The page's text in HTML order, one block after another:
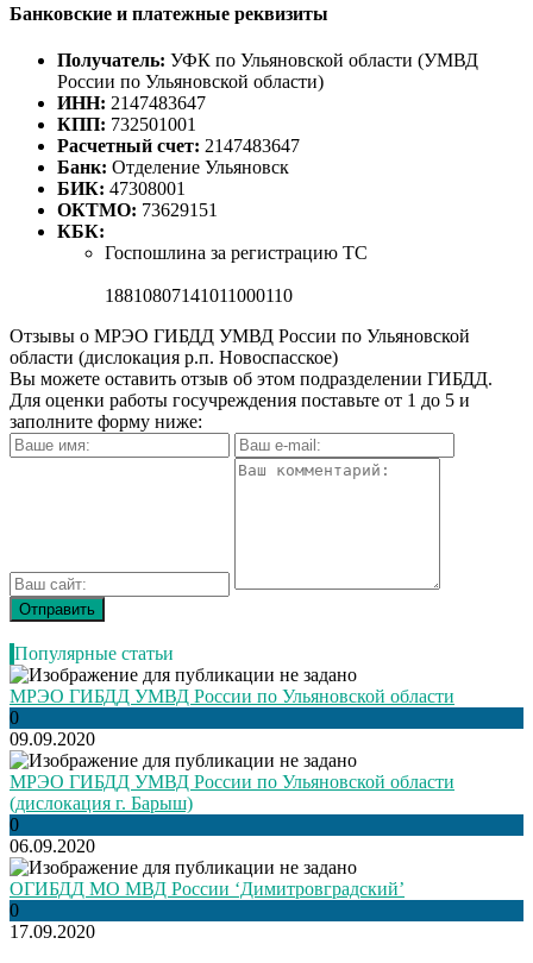
Банковские и платежные реквизиты
Получатель: УФК по Ульяновской области (УМВД
России по Ульяновской области)
ИНН: 2147483647
КПП: 732501001
Расчетный счет: 2147483647
Банк: Отделение Ульяновск
БИК: 47308001
ОКТМО: 73629151
КБК:
Госпошлина за регистрацию ТС
18810807141011000110
Отзывы о МРЭО ГИБДД УМВД России по Ульяновской
области (дислокация р.п. Новоспасское)
Вы можете оставить отзыв об этом подразделении ГИБДД.
Для оценки работы госучреждения поставьте от 1 до 5 и
заполните форму ниже:
Популярные статьи
МРЭО ГИБДД УМВД России по Ульяновской области
0
09.09.2020
МРЭО ГИБДД УМВД России по Ульяновской области
(дислокация г. Барыш)
0
06.09.2020
ОГИБДД МО МВД России ‘Димитровградский’
0
17.09.2020